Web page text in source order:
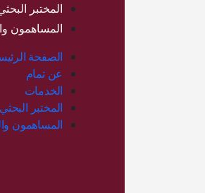
المختبر
المساهمون
الصفحة
عن تمام
الخدمات
المختبر البحثي
المساهمون